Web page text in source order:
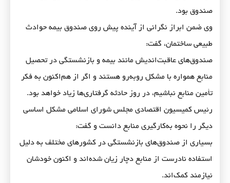
صندوق بود.
وی ضمن ابراز نگرانی از آینده پیش روی صندوق بیمه حوادث
طبیعی ساختمان، گفت:
صندوق‌های عاقبت‌اندیش مانند بیمه و بازنشستگی در تحصیل
منابع همواره با مشکل روبه‌رو هستند و اگر از هم‌اکنون به فکر
تأمین منابع نباشیم، در روز حادثه گرفتاری‌ها زیاد خواهد بود.
رئیس کمیسیون اقتصادی مجلس شورای اسلامی مشکل اساسی
دیگر را نحوه به‌کارگیری منابع دانست و گفت:
بسیاری از صندوق‌های بازنشستگی در کشور‌های مختلف به دلیل
استفاده نادرست از منابع دچار زیان شده‌اند و اکنون خودشان
نیازمند کمک‌اند.